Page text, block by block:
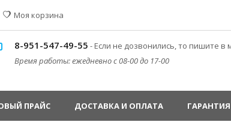
Моя корзина
8-951-547-49-55 - Если не дозвонились, то пишите
Время работы: ежедневно с 08-00 до 17-00
ПРАЙС ДОСТАВКА И ОПЛАТА ГАРАНТИЯ